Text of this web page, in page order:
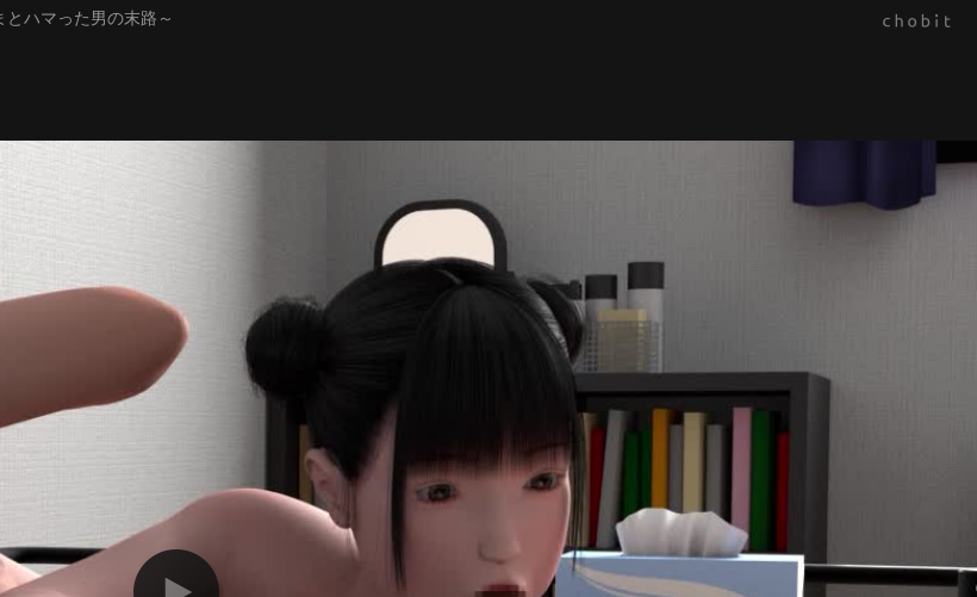
ハマった男の末路～